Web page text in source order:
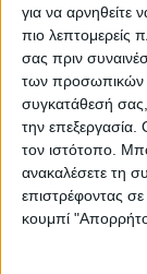
για να αρνηθείτε
πιο λεπτομερείς
σας πριν
των προσωπικών
συγκατάθεσή σας,
την επεξεργασία.
τον ιστότοπο.
ανακαλέσετε τη
επιστρέφοντας
κουμπί
Bronzallure
18Κ 06160-
€ 128,00